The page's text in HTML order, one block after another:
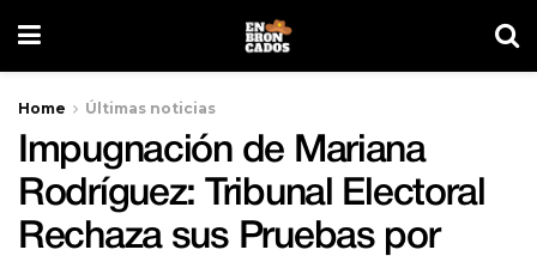
Home Últimas noticias
Impugnación de Mariana
Rodríguez: Tribunal Electoral
Rechaza sus Pruebas por